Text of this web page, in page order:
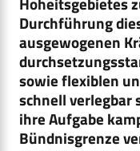
Durchführung
ausgewogenen
sowie flexiblen
schnell verlegbar
ihre Aufgabe
Bündnisgrenze